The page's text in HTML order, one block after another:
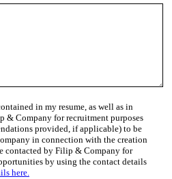
in my resume, as well as in
& Company for recruitment purposes
provided, if applicable) to be
in connection with the creation
contacted by Filip & Company for
by using the contact details
here.